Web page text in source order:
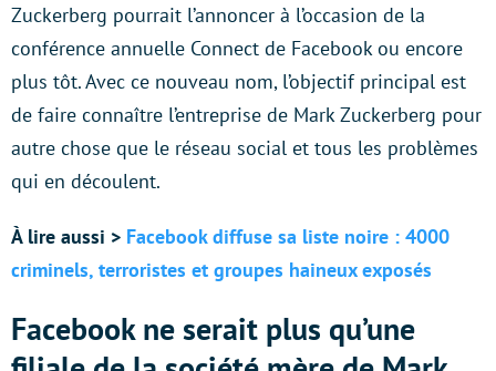
Zuckerberg pourrait l’annoncer à l’occasion de la
conférence annuelle Connect de Facebook ou encore
plus tôt. Avec ce nouveau nom, l’objectif principal est
de faire connaître l’entreprise de Mark Zuckerberg pour
autre chose que le réseau social et tous les problèmes
qui en découlent.
À lire aussi > Facebook diffuse sa liste noire : 4000
criminels, terroristes et groupes haineux exposés
Facebook ne serait plus qu’une